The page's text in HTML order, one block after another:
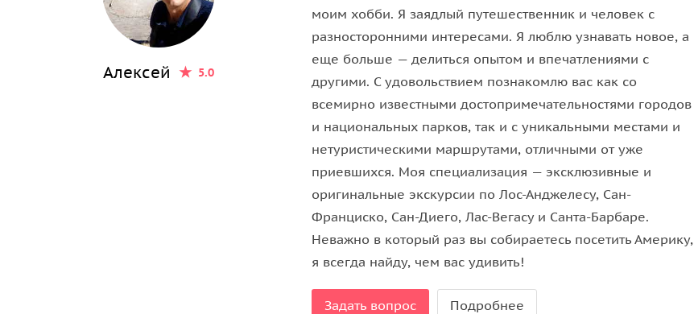
Алексей 5.0
моим хобби. Я заядлый путешественник и человек с
разносторонними интересами. Я люблю узнавать новое, а
еще больше — делиться опытом и впечатлениями с
другими. С удовольствием познакомлю вас как со
всемирно известными достопримечательностями городов
и национальных парков, так и с уникальными местами и
нетуристическими маршрутами, отличными от уже
приевшихся. Моя специализация — эксклюзивные и
оригинальные экскурсии по Лос-Анджелесу, Сан-
Франциско, Сан-Диего, Лас-Вегасу и Санта-Барбаре.
Неважно в который раз вы собираетесь посетить Америку,
я всегда найду, чем вас удивить!
Задать вопрос Подробнее